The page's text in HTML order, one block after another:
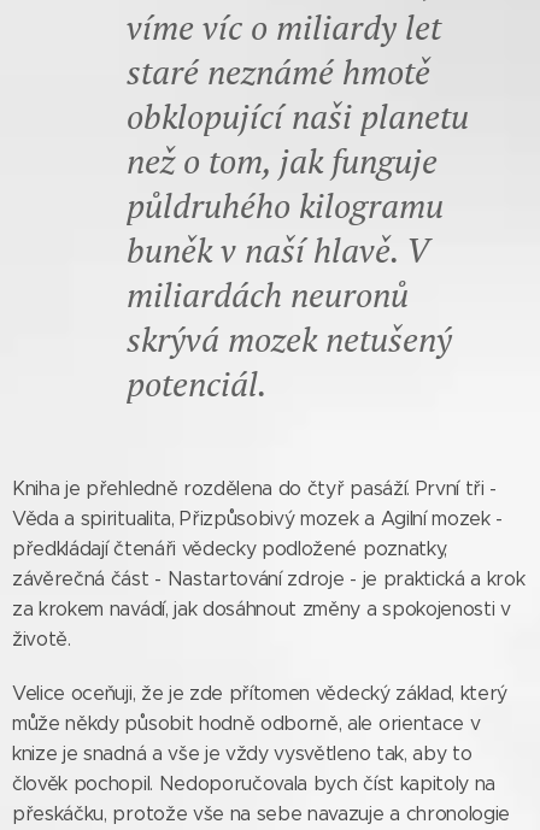
víme víc o miliardy let
staré neznámé hmotě
obklopující naši planetu
než o tom, jak funguje
půldruhého kilogramu
buněk v naší hlavě. V
miliardách neuronů
skrývá mozek netušený
potenciál.
Kniha je přehledně rozdělena do čtyř pasáží. První tři -
Věda a spiritualita, Přizpůsobivý mozek a Agilní mozek -
předkládají čtenáři vědecky podložené poznatky,
závěrečná část - Nastartování zdroje - je praktická a krok
za krokem navádí, jak dosáhnout změny a spokojenosti v
životě.
Velice oceňuji, že je zde přítomen vědecký základ, který
může někdy působit hodně odborně, ale orientace v
knize je snadná a vše je vždy vysvětleno tak, aby to
člověk pochopil. Nedoporučovala bych číst kapitoly na
přeskáčku, protože vše na sebe navazuje a chronologie